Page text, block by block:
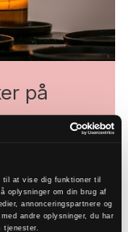
til at vise dig funktioner til
oplysninger om din brug af
annonceringspartnere og
andre oplysninger, du har
på
- som
sprog